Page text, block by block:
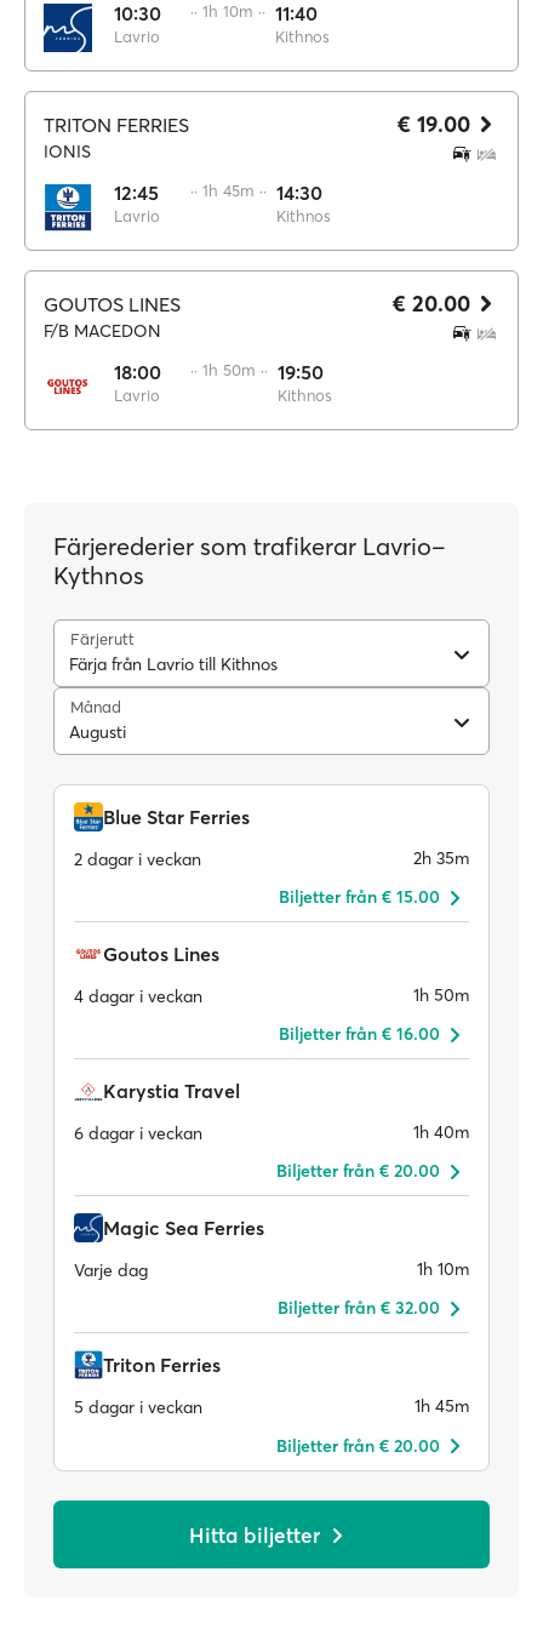
10:30
Lavrio
·· 1h 10m ·· 11:40
Kithnos
TRITON FERRIES
IONIS
12:45
Lavrio
·· 1h 45m ·· 14:30
Kithnos
€ 19.00
GOUTOS LINES
F/B MACEDON
18:00
Lavrio
·· 1h 50m ·· 19:50
Kithnos
€ 20.00
Färjerederier som trafikerar Lavrio–
Kythnos
Färjerutt
Färja från Lavrio till Kithnos
Månad
Augusti
Blue Star Ferries
2 dagar i veckan
2h 35m
Biljetter från € 15.00
Goutos Lines
4 dagar i veckan
1h 50m
Biljetter från € 16.00
Karystia Travel
6 dagar i veckan
1h 40m
Biljetter från € 20.00
Magic Sea Ferries
Varje dag
1h 10m
Biljetter från € 32.00
Triton Ferries
5 dagar i veckan
1h 45m
Biljetter från € 20.00
Hitta biljetter